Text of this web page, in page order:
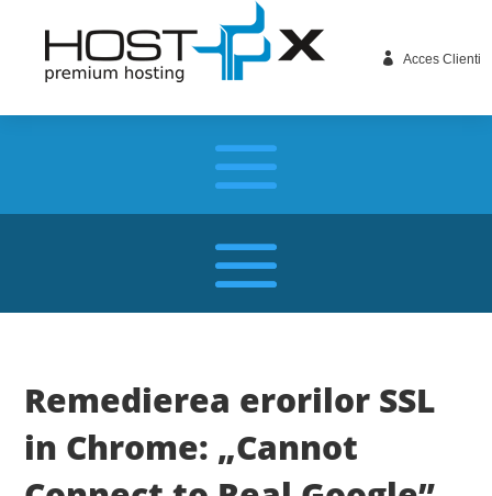
 Acces Clienti
Remedierea erorilor SSL
in Chrome: „Cannot